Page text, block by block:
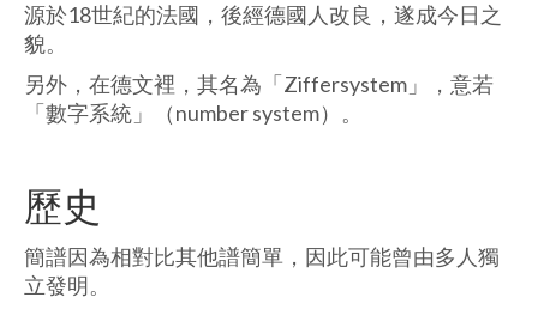
源於18世紀的法國，後經德國人改良，遂成今日之
貌。
另外，在德文裡，其名為「Ziffersystem」，意若
「數字系統」（number system）。
歷史
簡譜因為相對比其他譜簡單，因此可能曾由多人獨
立發明。